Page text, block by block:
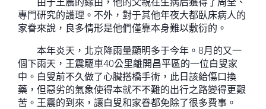
專門研究的護理。不外，對于其他年夜大都臥床病人的
家眷來說，良多情形是他們僅靠本身難以敷衍的。
本年炎天，北京降雨量顯明多于今年。8月的又一
個下雨天，王震驅車40公里離開昌平區的一位白叟家
中。白叟前不久做了心臟搭橋手術，此日該給傷口換
藥，但惡劣的氣象使得本就不不難的出行之路變得更艱
苦。王震的到來，讓白叟和家眷都免除了很多費事。